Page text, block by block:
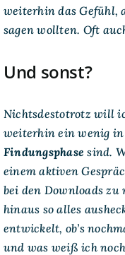
weiterhin das Gefühl,
sagen wollten. Oft
Und sonst?
Nichtsdestotrotz will
weiterhin ein wenig
Findungsphase sind.
einem aktiven
bei den Downloads
hinaus so alles
entwickelt, ob’s
und was weiß ich